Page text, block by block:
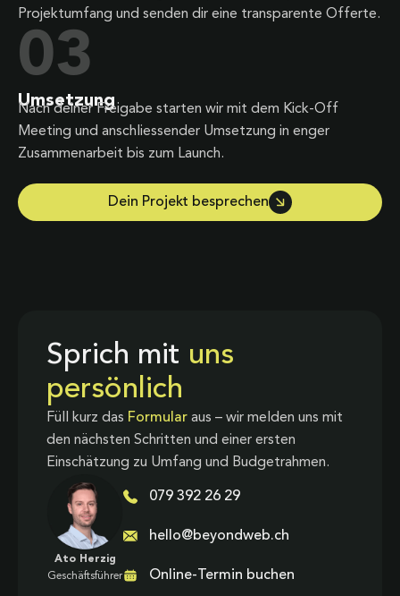
Projektumfang und senden dir eine transparente Offerte.
03
Umsetzung
Nach deiner Freigabe starten wir mit dem Kick-Off
Meeting und anschliessender Umsetzung in enger
Zusammenarbeit bis zum Launch.
Dein Projekt besprechen
Sprich mit uns
persönlich
Füll kurz das Formular aus – wir melden uns mit
den nächsten Schritten und einer ersten
Einschätzung zu Umfang und Budgetrahmen.
Ato Herzig
Geschäftsführer
079 392 26 29
hello@beyondweb.ch
Online-Termin buchen